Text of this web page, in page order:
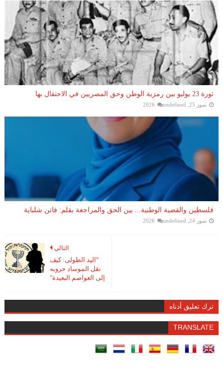
ثورة 23 يوليو بين رمزية الوطن وحق المصريين في الاحتفال بها
تموز 25, 2026 undefined
فلسطين والقضية الوطنية... بين الحق والمراجعة بقلم: فاتن شلباية
تموز 24, 2026 undefined
التالي
"اليد الطولى: كيف
نقل الموساد حروبه
إلى العواصم البعيدة"
ترك تعليق أدناه
TRANSLATE